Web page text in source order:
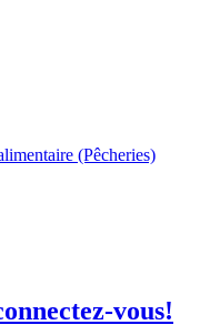
(Pêcheries)
vous!